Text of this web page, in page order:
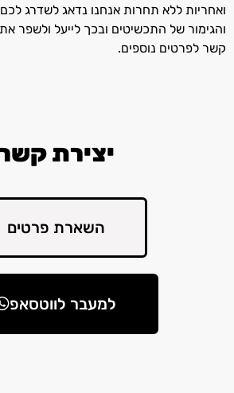
ואחריות ללא תחרות אנחנו נדאג לשדרג
והגימור של התכשיטים ובכך לייעל ולשפר
קשר לפרטים נוספים.
יצירת
השארת פרטים
למעבר לווטסאפ